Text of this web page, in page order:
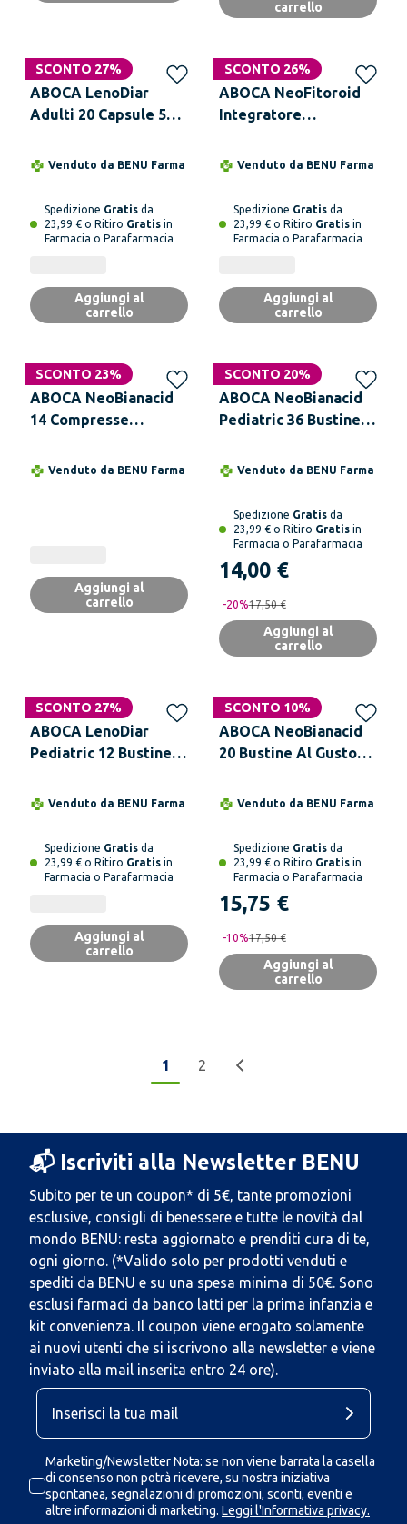
carrello
SCONTO 27%
ABOCA LenoDiar
Adulti 20 Capsule 500
Venduto da BENU Farma
Spedizione Gratis da
23,99 € o Ritiro Gratis in
Farmacia o Parafarmacia
Aggiungi al
carrello
SCONTO 26%
ABOCA NeoFitoroid
Integratore
Opercoli 500 mg
Venduto da BENU Farma
Spedizione Gratis da
23,99 € o Ritiro Gratis in
Farmacia o Parafarmacia
Aggiungi al
carrello
SCONTO 23%
ABOCA NeoBianacid
14 Compresse
Acidità Difficoltà
Venduto da BENU Farma
Aggiungi al
carrello
SCONTO 20%
ABOCA NeoBianacid
Pediatric 36 Bustine
Da 775 mg
Venduto da BENU Farma
Spedizione Gratis da
23,99 € o Ritiro Gratis in
Farmacia o Parafarmacia
14,00 €
-20%17,50 €
Aggiungi al
carrello
SCONTO 27%
ABOCA LenoDiar
Pediatric 12 Bustine
Venduto da BENU Farma
Spedizione Gratis da
23,99 € o Ritiro Gratis in
Farmacia o Parafarmacia
Aggiungi al
carrello
SCONTO 10%
ABOCA NeoBianacid
20 Bustine Al Gusto
Venduto da BENU Farma
Spedizione Gratis da
23,99 € o Ritiro Gratis in
Farmacia o Parafarmacia
15,75 €
-10%17,50 €
Aggiungi al
carrello
1 2
📬 Iscriviti alla Newsletter BENU
Subito per te un coupon* di 5€, tante promozioni
esclusive, consigli di benessere e tutte le novità dal
mondo BENU: resta aggiornato e prenditi cura di te,
ogni giorno. (*Valido solo per prodotti venduti e
spediti da BENU e su una spesa minima di 50€. Sono
esclusi farmaci da banco latti per la prima infanzia e
kit convenienza. Il coupon viene erogato solamente
ai nuovi utenti che si iscrivono alla newsletter e viene
inviato alla mail inserita entro 24 ore).
Marketing/Newsletter Nota: se non viene barrata la casella
di consenso non potrà ricevere, su nostra iniziativa
spontanea, segnalazioni di promozioni, sconti, eventi e
altre informazioni di marketing. Leggi l'Informativa privacy.